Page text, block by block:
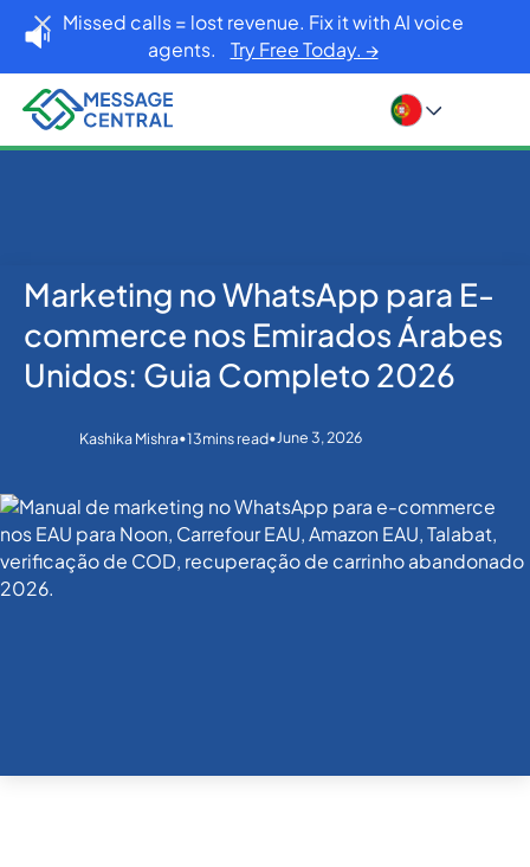
Missed calls = lost revenue. Fix it with AI voice
agents. Try Free Today. →
Home Blog
WhatsApp
Marketing no WhatsApp para E-commerce nos
Emirados Árabes Unidos: Guia Completo 2026
Marketing no WhatsApp para E-
commerce nos Emirados Árabes
Unidos: Guia Completo 2026
Kashika Mishra•13mins read•June 3, 2026